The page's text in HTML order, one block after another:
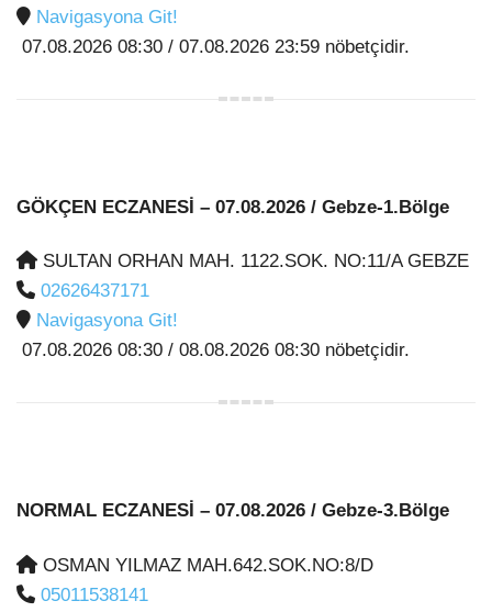
Navigasyona Git!
07.08.2026 08:30 / 07.08.2026 23:59 nöbetçidir.
GÖKÇEN ECZANESİ – 07.08.2026 / Gebze-1.Bölge
SULTAN ORHAN MAH. 1122.SOK. NO:11/A GEBZE
02626437171
Navigasyona Git!
07.08.2026 08:30 / 08.08.2026 08:30 nöbetçidir.
NORMAL ECZANESİ – 07.08.2026 / Gebze-3.Bölge
OSMAN YILMAZ MAH.642.SOK.NO:8/D
05011538141